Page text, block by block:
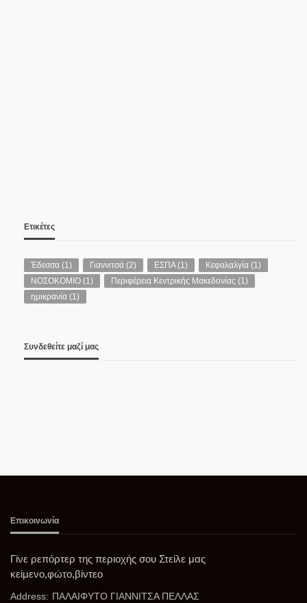
Ετικέτες
Έδεσσα (1) Γιαννιτσά (2) ΕΣΠΑ(1) Κεφαλαλγία (1)
ΝΟΣΟΚΟΜΙΟ (1) Περιφέρεια Κεντρικής Μακεδονίας (1)
ημικρανία (1)
Συνδεθείτε μαζί μας
Επικοινωνία
Γίνε ρεπόρτερ της περιοχής σου Στείλε μας
κείμενο,φώτο,βίντεο
Address: ΠΑΛΑΙΦΥΤΟ ΓΙΑΝΝΙΤΣΑ ΠΕΛΛΑΣ